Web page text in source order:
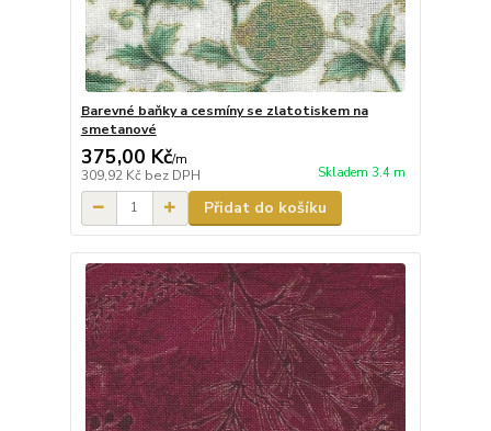
Barevné baňky a cesmíny se zlatotiskem na
smetanové
375,00 Kč/m
309,92 Kč bez DPH Skladem 3.4 m
Přidat do košíku